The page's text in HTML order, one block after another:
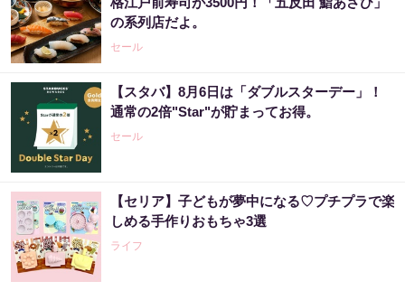
の系列店だよ。
セール
【スタバ】8月6日は「ダブルスターデー」！
通常の2倍"Star"が貯まってお得。
セール
【セリア】子どもが夢中になる♡プチプラで楽
しめる手作りおもちゃ3選
ライフ